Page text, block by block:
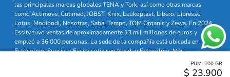
PUM: 100 GR
$ 23.900
las principales marcas globales TENA y Tork, así como otras marcas
como Actimove, Cutimed, JOBST, Knix, Leukoplast, Libero, Libresse,
Lotus, Modibodi, Nosotras, Saba, Tempo, TOM Organic y Zewa. En 2024,
Essity tuvo ventas de aproximadamente 13 mil millones de euros y
empleó a 36,000 personas. La sede de la compañía está ubicada en
Estocolmo, Suecia, y Essity cotiza en Nasdaq Estocolmo. Más